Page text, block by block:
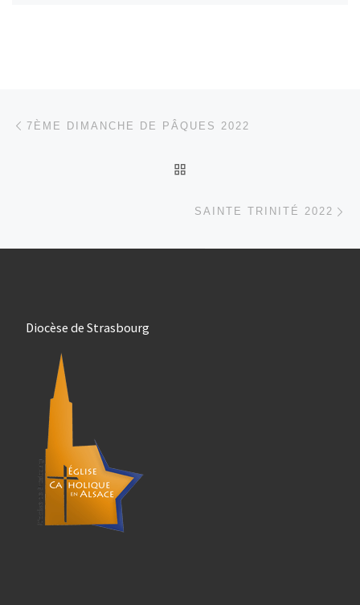
Parcourir les articles
7ÈME DIMANCHE DE PÂQUES 2022
SAINTE TRINITÉ 2022
Diocèse de Strasbourg